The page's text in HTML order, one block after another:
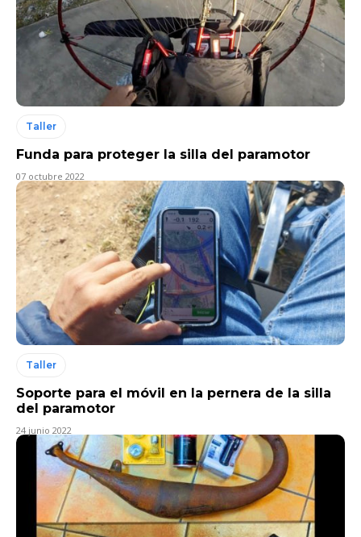
Taller
Funda para proteger la silla del paramotor
07 octubre 2022
Taller
Soporte para el móvil en la pernera de la silla
del paramotor
24 junio 2022